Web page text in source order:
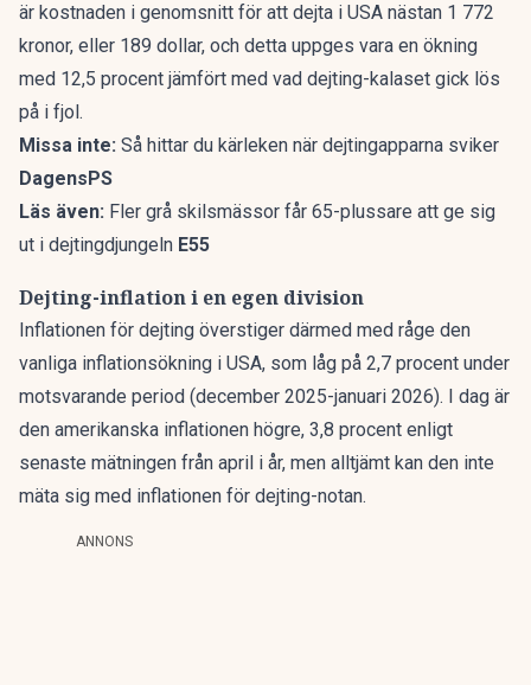
är kostnaden i genomsnitt för att dejta i USA nästan 1 772
kronor, eller 189 dollar, och detta uppges vara en ökning
med 12,5 procent jämfört med vad dejting-kalaset gick lös
på i fjol.
Missa inte: Så hittar du kärleken när dejtingapparna sviker
DagensPS
Läs även: Fler grå skilsmässor får 65-plussare att ge sig
ut i dejtingdjungeln E55
Dejting-inflation i en egen division
Inflationen för dejting överstiger därmed med råge den
vanliga inflationsökning i USA, som låg på 2,7 procent under
motsvarande period (december 2025-januari 2026). I dag är
den amerikanska inflationen högre, 3,8 procent enligt
senaste mätningen från april i år, men alltjämt kan den inte
mäta sig med inflationen för dejting-notan.
ANNONS